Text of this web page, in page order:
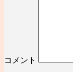
コメント